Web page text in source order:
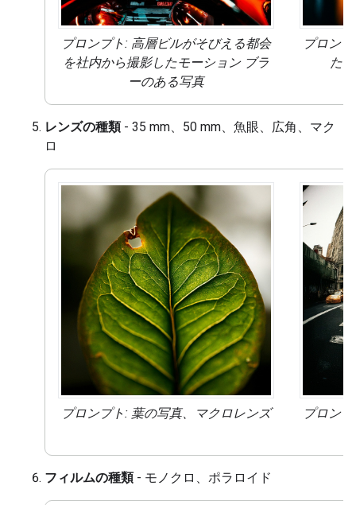
プロンプト: 高層ビルがそびえる都会
を社内から撮影したモーション ブラ
ーのある写真
プロン
た
レンズの種類- 35 mm、50 mm、魚眼、広角、マク
ロ
プロンプト: 葉の写真、 マクロレンズ プロン
フィルムの種類- モノクロ、ポラロイド